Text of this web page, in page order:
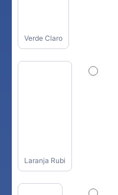
Verde Claro
Laranja Rubi